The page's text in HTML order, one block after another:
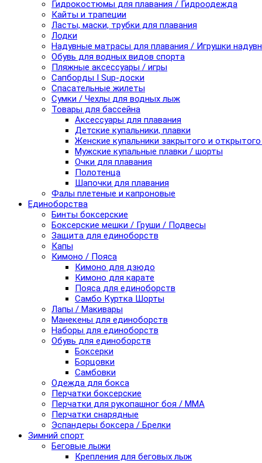
Гидрокостюмы для плавания / Гидроодежда
Кайты и трапеции
Ласты, маски, трубки для плавания
Лодки
Надувные матрасы для плавания / Игрушки
Обувь для водных видов спорта
Пляжные аксессуары / игры
Сапборды I Sup-доски
Спасательные жилеты
Сумки / Чехлы для водных лыж
Товары для бассейна
Аксессуары для плавания
Детские купальники, плавки
Женские купальники закрытого и
Мужские купальные плавки / шорты
Очки для плавания
Полотенца
Шапочки для плавания
Фалы плетеные и капроновые
Единоборства
Бинты боксерские
Боксерские мешки / Груши / Подвесы
Защита для единоборств
Капы
Кимоно / Пояса
Кимоно для дзюдо
Кимоно для карате
Пояса для единоборств
Самбо Куртка Шорты
Лапы / Макивары
Манекены для единоборств
Наборы для единоборств
Обувь для единоборств
Боксерки
Борцовки
Самбовки
Одежда для бокса
Перчатки боксерские
Перчатки для рукопашног боя / ММА
Перчатки снарядные
Эспандеры боксера / Брелки
Зимний спорт
Беговые лыжи
Крепления для беговых лыж